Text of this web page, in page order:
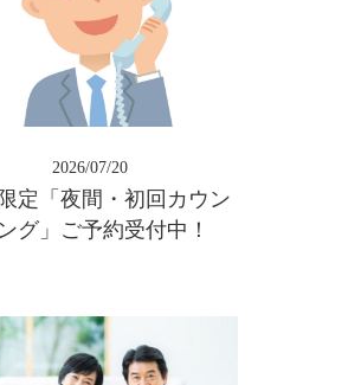
2026/07/20
定「夜間・初回カウン
グ」ご予約受付中！